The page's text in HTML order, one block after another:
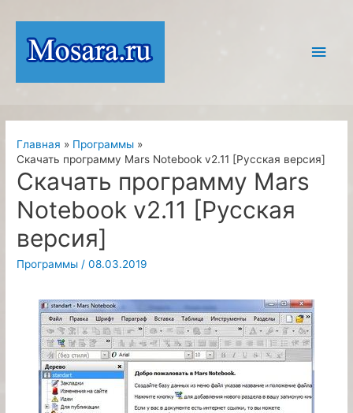
содержимому
Главная
Программы
Скачать программу Mars Notebook v2.11 [Русская версия]
Скачать программу Mars
Notebook v2.11 [Русская
версия]
Программы /08.03.2019